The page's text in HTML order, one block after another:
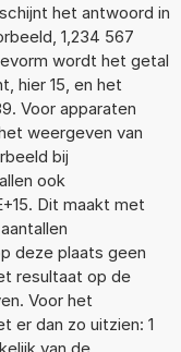
het antwoord in
1,234 567
wordt het getal
hier 15, en het
Voor apparaten
weergeven van
bij
ook
Dit maakt met
deze plaats geen
resultaat op de
Voor het
er dan zo uitzien: 1
van de